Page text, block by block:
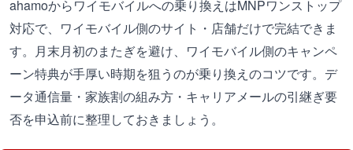
ahamoからワイモバイルへの乗り換えはMNPワンストップ
対応で、ワイモバイル側のサイト・店舗だけで完結できま
す。月末月初のまたぎを避け、ワイモバイル側のキャンペ
ーン特典が手厚い時期を狙うのが乗り換えのコツです。デ
ータ通信量・家族割の組み方・キャリアメールの引継ぎ要
否を申込前に整理しておきましょう。